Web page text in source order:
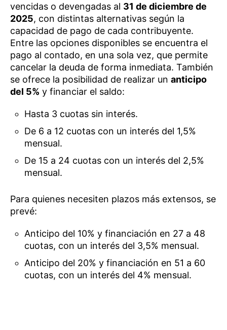
vencidas o devengadas al 31 de diciembre de
2025, con distintas alternativas según la
capacidad de pago de cada contribuyente.
Entre las opciones disponibles se encuentra el
pago al contado, en una sola vez, que permite
cancelar la deuda de forma inmediata. También
se ofrece la posibilidad de realizar un anticipo
del 5% y financiar el saldo:
Hasta 3 cuotas sin interés.
De 6 a 12 cuotas con un interés del 1,5%
mensual.
De 15 a 24 cuotas con un interés del 2,5%
mensual.
Para quienes necesiten plazos más extensos, se
prevé:
Anticipo del 10% y financiación en 27 a 48
cuotas, con un interés del 3,5% mensual.
Anticipo del 20% y financiación en 51 a 60
cuotas, con un interés del 4% mensual.